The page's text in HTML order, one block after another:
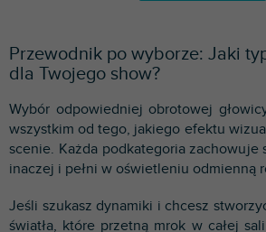
k
i
s
t
y
Przewodnik po wyborze: Jaki
dla Twojego show?
Wybór odpowiedniej obrotowej
wszystkim od tego, jakiego efektu
scenie. Każda podkategoria zachowuje
inaczej i pełni w oświetleniu odmienną
Jeśli szukasz dynamiki i chcesz
światła, które przetną mrok w całej